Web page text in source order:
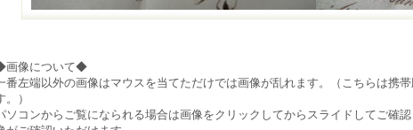
像について◆
番左端以外の画像はマウスを当てただけでは画像が乱れます。（こちらは携
。）
ソコンからご覧になられる場合は画像をクリックしてからスライドしてご確